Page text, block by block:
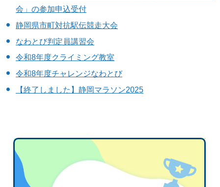
会」の参加申込受付
静岡県市町対抗駅伝競走大会
なわとび判定員講習会
令和8年度クライミング教室
令和8年度チャレンジなわとび
【終了しました】静岡マラソン2025